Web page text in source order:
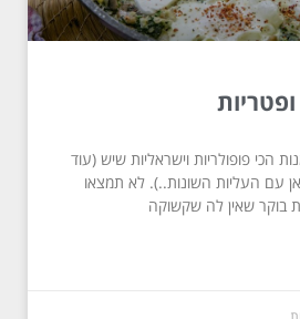
הכי פופולריות וישראליות שיש (עוד
עם העליות השונות..). לא תמצאו
בוקר שאין לה שקשוקה